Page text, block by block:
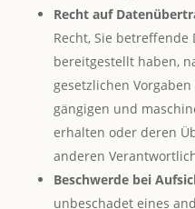
Recht auf
Recht, Sie betreffende
bereitgestellt haben,
gesetzlichen
gängigen und
erhalten oder deren
anderen
Beschwerde bei
unbeschadet eines